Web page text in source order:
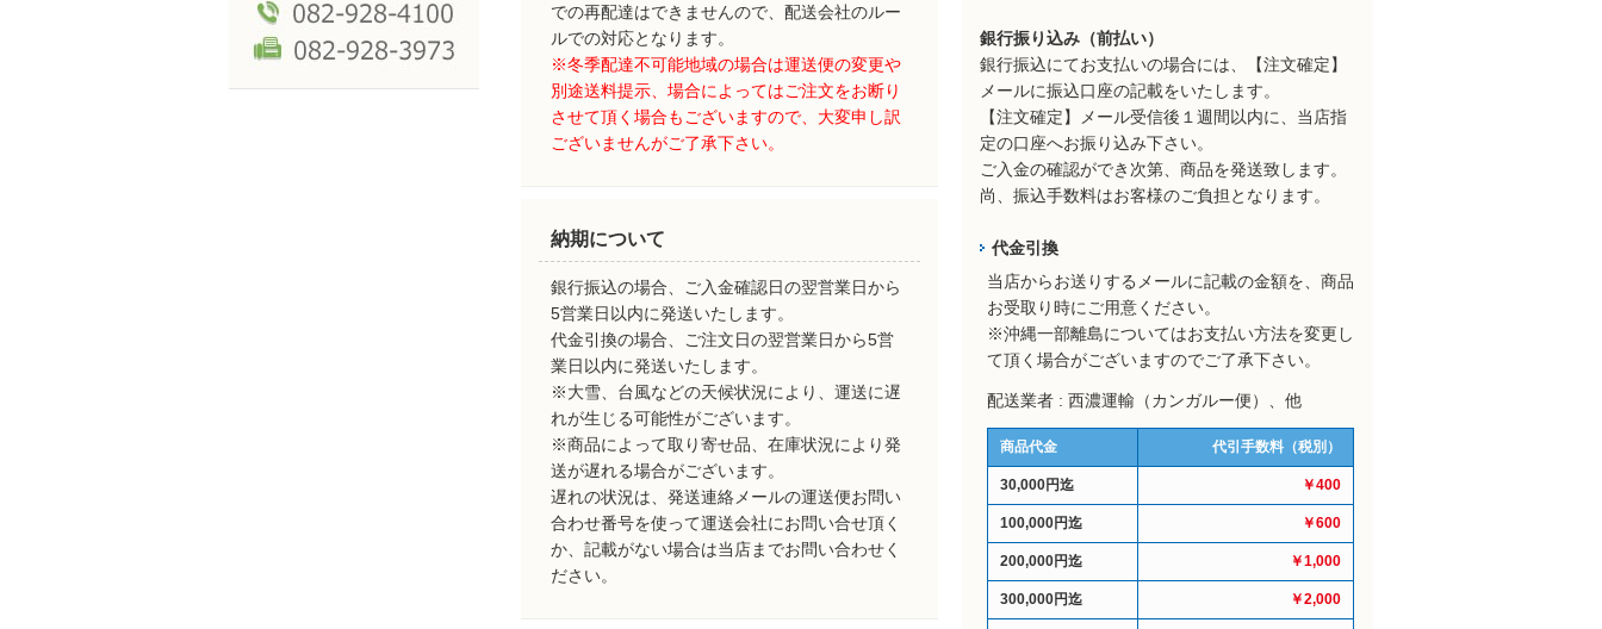
での再配達はできませんので、配送会社のルー
ルでの対応となります。
※冬季配達不可能地域の場合は運送便の変更や
別途送料提示、場合によってはご注文をお断り
させて頂く場合もございますので、大変申し訳
ございませんがご了承下さい。
納期について
銀行振込の場合、ご入金確認日の翌営業日から
5営業日以内に発送いたします。
代金引換の場合、ご注文日の翌営業日から5営
業日以内に発送いたします。
※大雪、台風などの天候状況により、運送に遅
れが生じる可能性がございます。
※商品によって取り寄せ品、在庫状況により発
送が遅れる場合がございます。
遅れの状況は、発送連絡メールの運送便お問い
合わせ番号を使って運送会社にお問い合せ頂く
か、記載がない場合は当店までお問い合わせく
ださい。
銀行振り込み（前払い）
銀行振込にてお支払いの場合には、【注文確定】
メールに振込口座の記載をいたします。
【注文確定】メール受信後１週間以内に、当店指
定の口座へお振り込み下さい。
ご入金の確認ができ次第、商品を発送致します。
尚、振込手数料はお客様のご負担となります。
代金引換
当店からお送りするメールに記載の金額を、商品
お受取り時にご用意ください。
※沖縄一部離島についてはお支払い方法を変更し
て頂く場合がございますのでご了承下さい。
配送業者 : 西濃運輸（カンガルー便）、他
商品代金 代引手数料（税別）
30,000円迄 ￥400
100,000円迄 ￥600
200,000円迄 ￥1,000
300,000円迄 ￥2,000